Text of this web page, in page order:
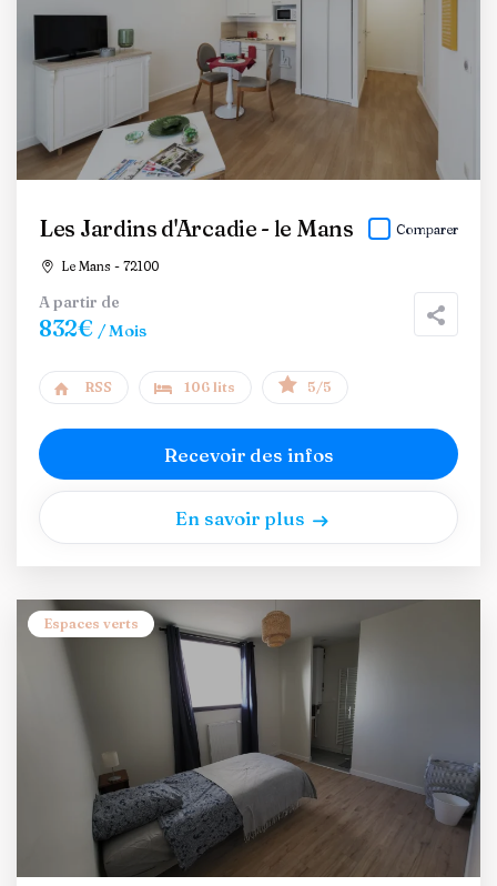
Les Jardins d'Arcadie - le Mans
Le Mans - 72100
Comparer
A partir de
832€ / Mois
RSS 106 lits 5/5
Recevoir des infos
En savoir plus
Espaces verts